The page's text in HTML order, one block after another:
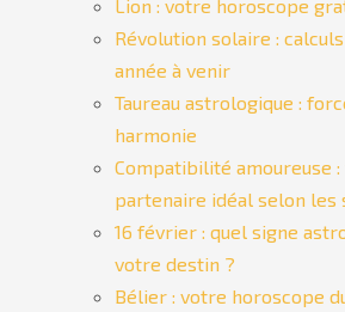
Lion : votre horoscope
Révolution solaire :
année à venir
Taureau astrologique :
harmonie
Compatibilité amoureuse
partenaire idéal selon les
16 février : quel signe
votre destin ?
Bélier : votre horoscope